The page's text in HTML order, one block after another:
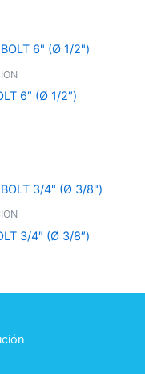
6″ (Ø 1/2″)
3/4″ (Ø 3/8″)